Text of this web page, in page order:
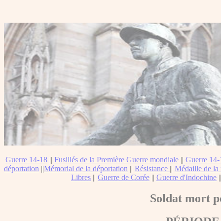
Guerre 14-18|| Fusillés de la Première Guerre mondiale|| Guerre
déportation ||Mémorial de la déportation || Résistance || Médaille de la
Libres || Guerre de Corée || Guerre d'Indochine
Soldat mort